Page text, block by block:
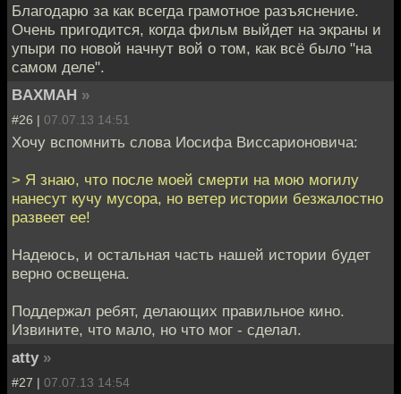
Благодарю за как всегда грамотное разъяснение.
Очень пригодится, когда фильм выйдет на экраны и
упыри по новой начнут вой о том, как всё было "на
самом деле".
BAXMAH »
#26 | 07.07.13 14:51
Хочу вспомнить слова Иосифа Виссарионовича:
> Я знаю, что после моей смерти на мою могилу
нанесут кучу мусора, но ветер истории безжалостно
развеет ее!
Надеюсь, и остальная часть нашей истории будет
верно освещена.
Поддержал ребят, делающих правильное кино.
Извините, что мало, но что мог - сделал.
atty »
#27 | 07.07.13 14:54